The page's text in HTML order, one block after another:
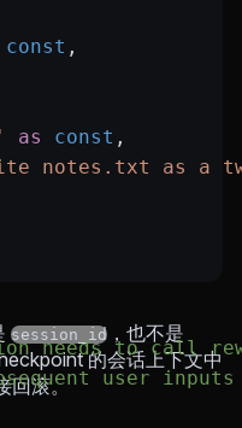
const ,
as const ,
notes.txt as a
needs to call
user
session_id ，也不是
的会话上下文中
回滚。